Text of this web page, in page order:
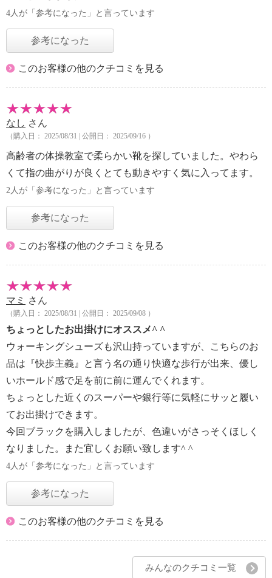
4人が「参考になった」と言っています
参考になった
このお客様の他のクチコミを見る
なし さん
（購入日： 2025/08/31 | 公開日： 2025/09/16 ）
高齢者の体操教室で柔らかい靴を探していました。やわら
くて指の曲がりが良くとても動きやすく気に入ってます。
2人が「参考になった」と言っています
参考になった
このお客様の他のクチコミを見る
マミ さん
（購入日： 2025/08/31 | 公開日： 2025/09/08 ）
ちょっとしたお出掛けにオススメ^ ^
ウォーキングシューズも沢山持っていますが、こちらのお
品は『快歩主義』と言う名の通り快適な歩行が出来、優し
いホールド感で足を前に前に運んでくれます。
ちょっとした近くのスーパーや銀行等に気軽にサッと履い
てお出掛けできます。
今回ブラックを購入しましたが、色違いがさっそくほしく
なりました。また宜しくお願い致します^ ^
4人が「参考になった」と言っています
参考になった
このお客様の他のクチコミを見る
みんなのクチコミ一覧